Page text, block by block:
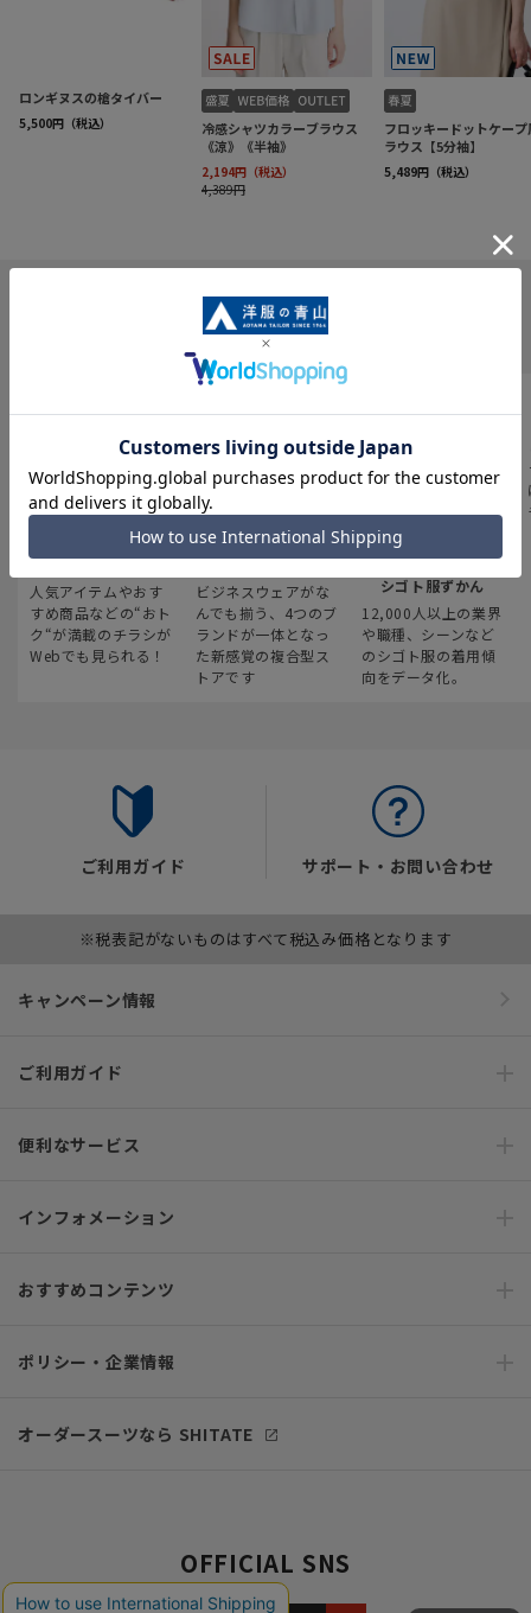
INFORMATION
最新のお買い得情報
人気アイテムやおす
すめ商品などの“おト
ク“が満載のチラシが
Webでも見られる！
スーツスクエア
ビジネスウェアがな
んでも揃う、4つのブ
ランドが一体となっ
た新感覚の複合型ス
トアです
みんなの
シゴト服ずかん
12,000人以上の業界
や職種、シーンなど
のシゴト服の着用傾
向をデータ化。
ご利用ガイド サポート・お問い合わせ
※税表記がないものはすべて税込み価格となります
キャンペーン情報
ご利用ガイド
便利なサービス
インフォメーション
おすすめコンテンツ
ポリシー・企業情報
オーダースーツなら SHITATE
OFFICIAL SNS